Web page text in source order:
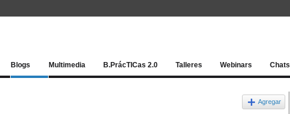
Blogs Multimedia B.PrácTICas 2.0 Talleres Webinars Chats
Agregar